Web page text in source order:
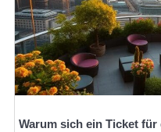
Warum sich ein Ticket